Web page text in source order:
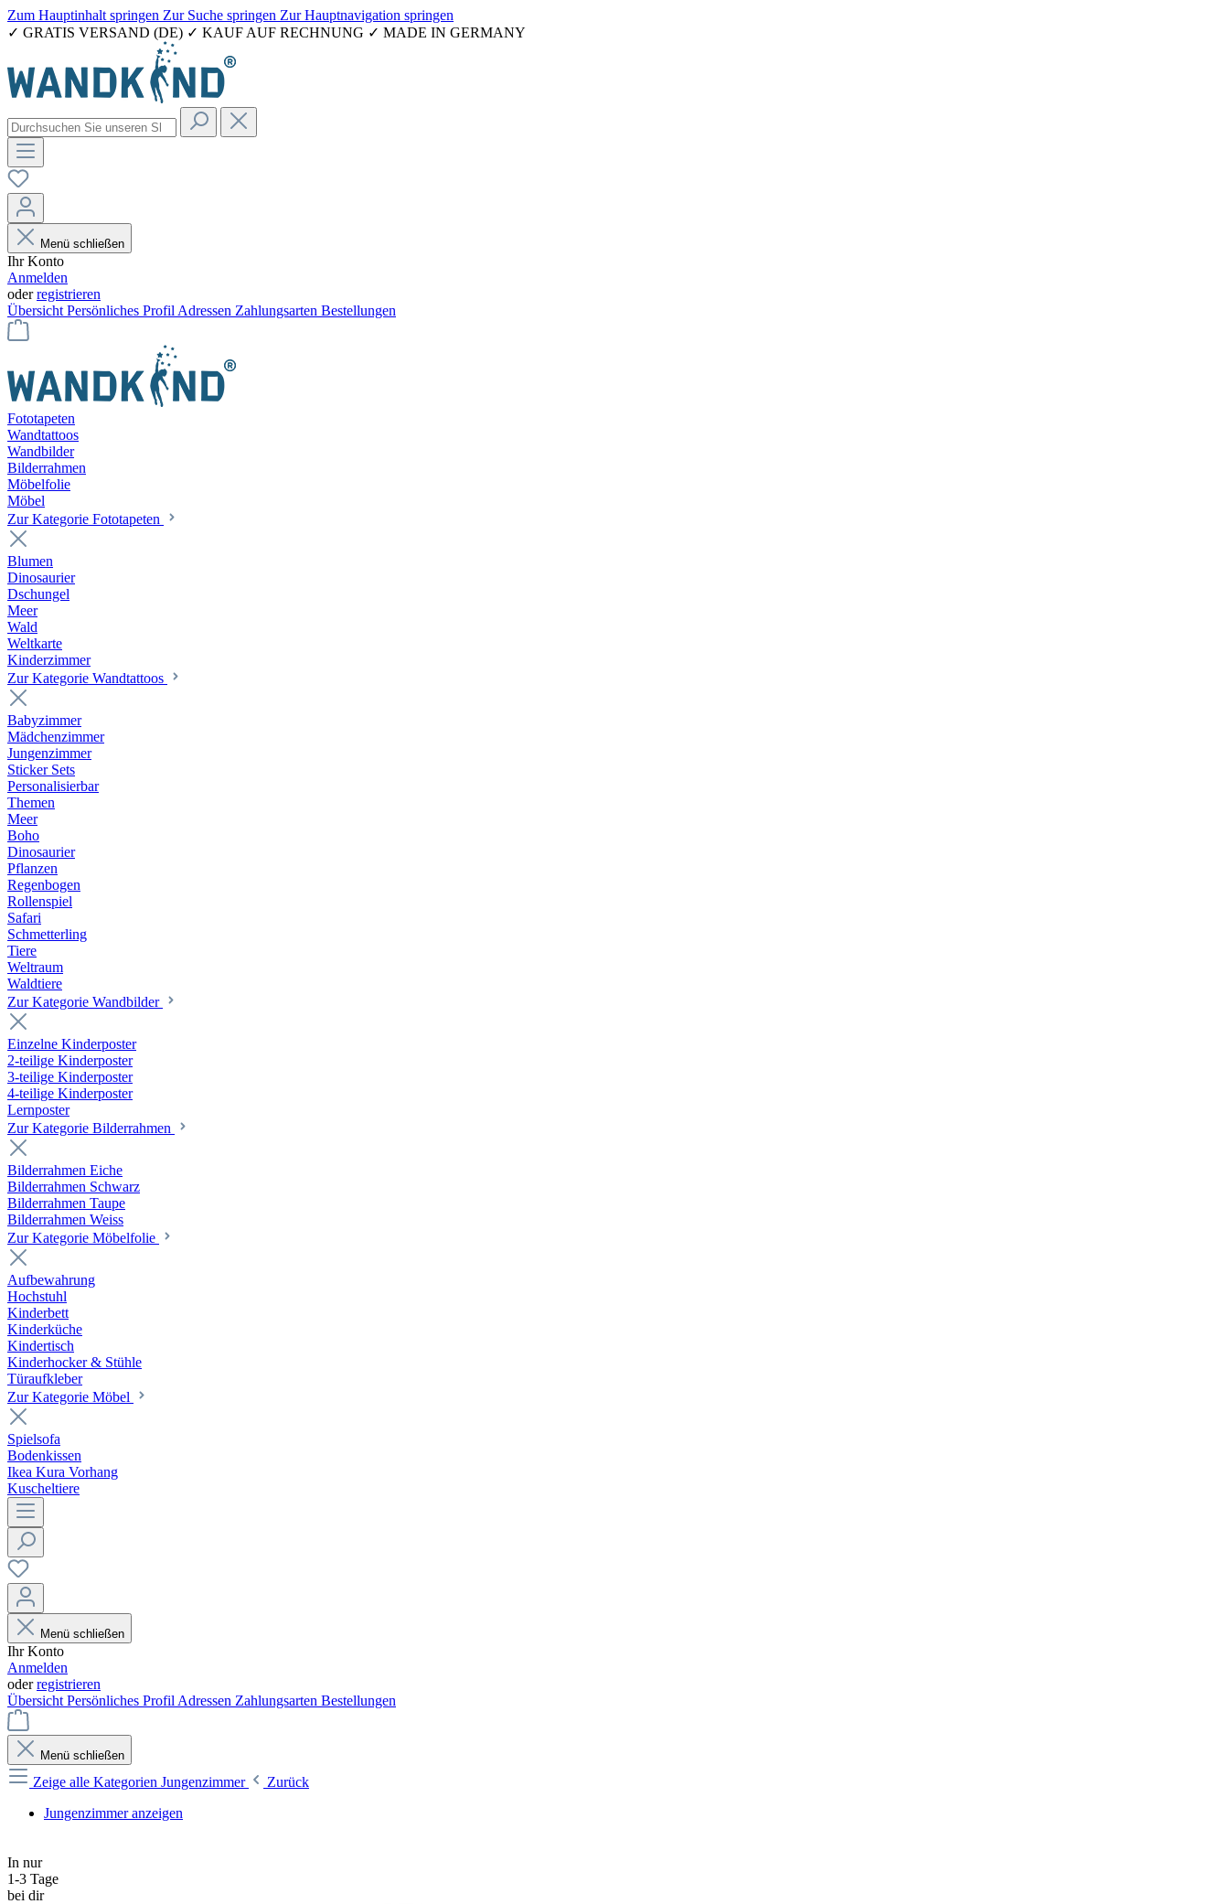
Zum Hauptinhalt springen Zur Suche springen Zur Hauptnavigation springen
✓ GRATIS VERSAND (DE) ✓ KAUF AUF RECHNUNG ✓ MADE IN GERMANY
Menü schließen
Ihr Konto
Anmelden
oderregistrieren
Übersicht Persönliches Profil Adressen Zahlungsarten Bestellungen
Fototapeten
Wandtattoos
Wandbilder
Bilderrahmen
Möbelfolie
Möbel
Zur Kategorie Fototapeten
Blumen
Dinosaurier
Dschungel
Meer
Wald
Weltkarte
Kinderzimmer
Zur Kategorie Wandtattoos
Babyzimmer
Mädchenzimmer
Jungenzimmer
Sticker Sets
Personalisierbar
Themen
Meer
Boho
Dinosaurier
Pflanzen
Regenbogen
Rollenspiel
Safari
Schmetterling
Tiere
Weltraum
Waldtiere
Zur Kategorie Wandbilder
Einzelne Kinderposter
2-teilige Kinderposter
3-teilige Kinderposter
4-teilige Kinderposter
Lernposter
Zur Kategorie Bilderrahmen
Bilderrahmen Eiche
Bilderrahmen Schwarz
Bilderrahmen Taupe
Bilderrahmen Weiss
Zur Kategorie Möbelfolie
Aufbewahrung
Hochstuhl
Kinderbett
Kinderküche
Kindertisch
Kinderhocker & Stühle
Türaufkleber
Zur Kategorie Möbel
Spielsofa
Bodenkissen
Ikea Kura Vorhang
Kuscheltiere
Menü schließen
Ihr Konto
Anmelden
oderregistrieren
Übersicht Persönliches Profil Adressen Zahlungsarten Bestellungen
Menü schließen
Zeige alle Kategorien Jungenzimmer
Zurück
Jungenzimmer anzeigen
In nur
1-3 Tage
bei dir